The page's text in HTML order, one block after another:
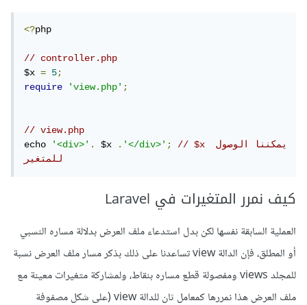
<?php
// controller.php
$x = 5;
require
'view.php';
// view.php
echo '<div>'. $x .'</div>';
// $x يمكننا الوصول
للمتغير
كيف نمرر المتغيرات في Laravel
العملية السابقة نفسها لكن بدل استدعاء ملف العرض بدلالة مساره النسبي
أو المطلق، فإن الدالة view تساعدنا على ذلك بذكر مسار ملف العرض نسبة
للمجلد views ومفصولة قطع مساره بنقاط، ولمشاركة متغيرات معينة مع
ملف العرض هذا نمررها كمعامل ثان للدالة view (على شكل مصفوفة